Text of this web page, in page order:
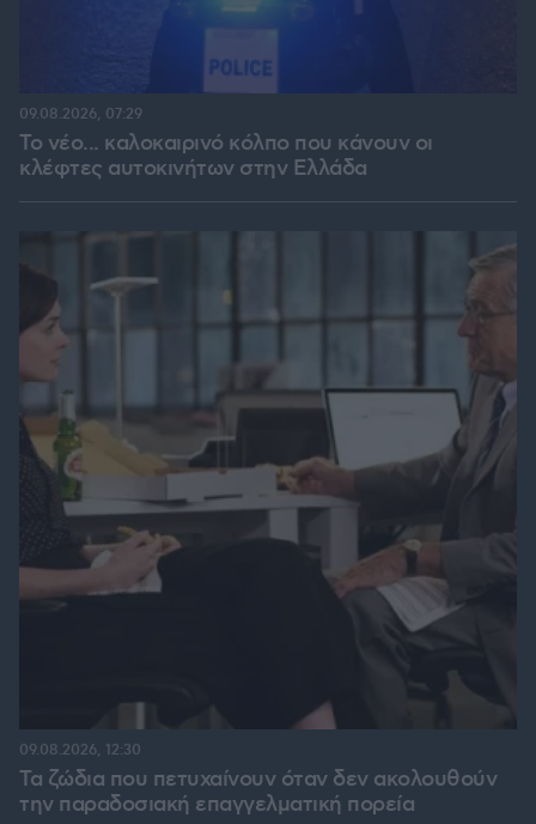
Το νέο... καλοκαιρινό κόλπο που κάνουν οι
κλέφτες αυτοκινήτων στην Ελλάδα
09.08.2026, 07:29
Τα ζώδια που πετυχαίνουν όταν δεν ακολουθούν
την παραδοσιακή επαγγελματική πορεία
09.08.2026, 12:30